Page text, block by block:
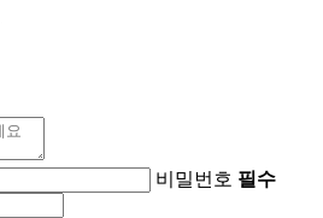
비밀번호 필수